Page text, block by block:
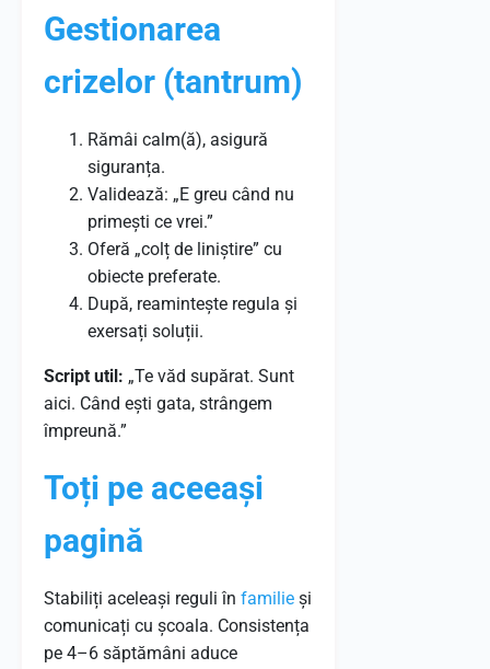
Gestionarea
crizelor (tantrum)
Rămâi calm(ă), asigură
siguranța.
Validează: „E greu când nu
primești ce vrei.”
Oferă „colț de liniștire” cu
obiecte preferate.
După, reamintește regula și
exersați soluții.
Script util: „Te văd supărat. Sunt
aici. Când ești gata, strângem
împreună.”
Toți pe aceeași
pagină
Stabiliți aceleași reguli în familie și
comunicați cu școala. Consistența
pe 4–6 săptămâni aduce